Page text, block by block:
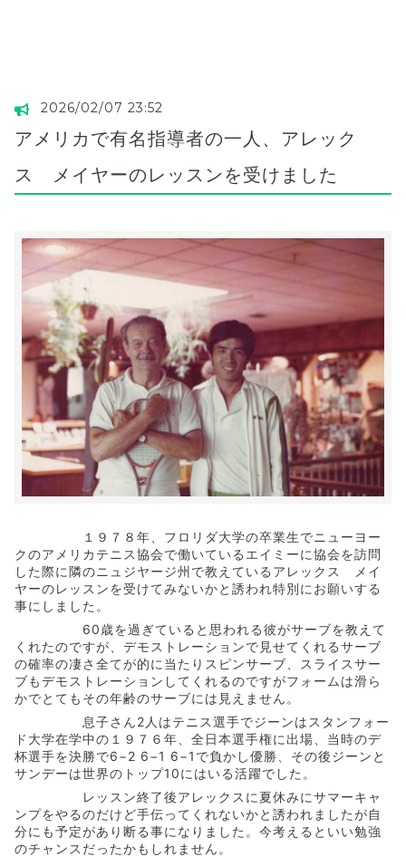
2026/02/07 23:52
アメリカで有名指導者の一人、アレック
ス メイヤーのレッスンを受けました
１９７８年、フロリダ大学の卒業生でニューヨー
クのアメリカテニス協会で働いているエイミーに協会を訪問
した際に隣のニュジヤージ州で教えているアレックス メイ
ヤーのレッスンを受けてみないかと誘われ特別にお願いする
事にしました。
60歳を過ぎていると思われる彼がサーブを教えて
くれたのですが、デモストレーションで見せてくれるサーブ
の確率の凄さ全てが的に当たりスピンサーブ、スライスサー
ブもデモストレーションしてくれるのですがフォームは滑ら
かでとてもその年齢のサーブには見えません。
息子さん2人はテニス選手でジーンはスタンフォー
ド大学在学中の１９７６年、全日本選手権に出場、当時のデ
杯選手を決勝で6−2 6−1 6−1で負かし優勝、その後ジーンと
サンデーは世界のトップ10にはいる活躍でした。
レッスン終了後アレックスに夏休みにサマーキャ
ンプをやるのだけど手伝ってくれないかと誘われましたが自
分にも予定があり断る事になりました。今考えるといい勉強
のチャンスだったかもしれません。